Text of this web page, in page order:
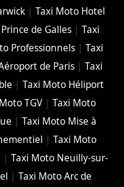
| Taxi Moto Hotel
de Galles |Taxi
Professionnels |Taxi
de Paris |Taxi
| Taxi Moto Héliport
TGV|Taxi Moto
| Taxi Moto Mise à
|Taxi Moto
|Taxi Moto Neuilly-sur-
|Taxi Moto Arc de